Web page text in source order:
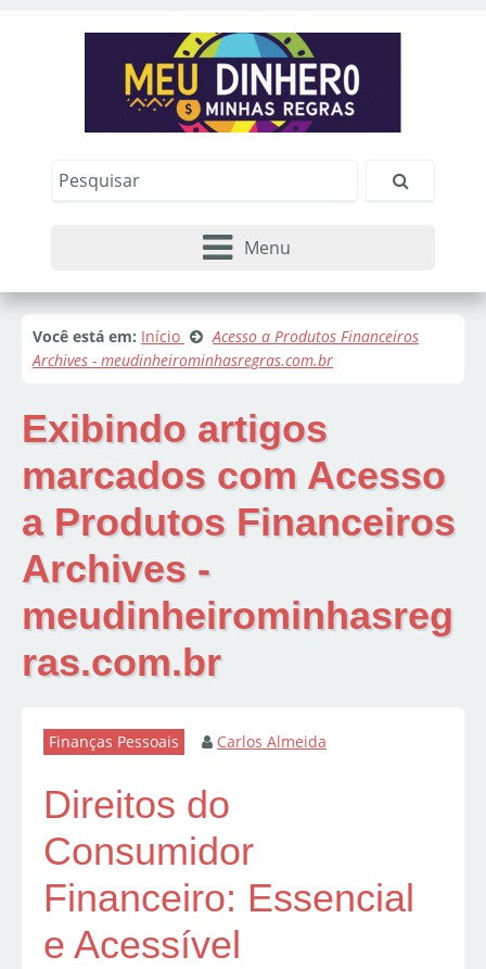
Menu
Você está em: Início
Acesso a Produtos Financeiros
Archives - meudinheirominhasregras.com.br
Exibindo artigos
marcados com Acesso
a Produtos Financeiros
Archives -
meudinheirominhasreg
ras.com.br
Finanças Pessoais Carlos Almeida
Direitos do
Consumidor
Financeiro: Essencial
e Acessível